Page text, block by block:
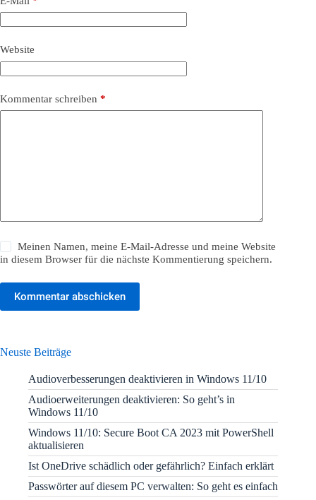
Website
Kommentar schreiben *
Meinen Namen, meine E-Mail-Adresse und meine Website
in diesem Browser für die nächste Kommentierung speichern.
Kommentar abschicken
Neuste Beiträge
Audioverbesserungen deaktivieren in Windows 11/10
Audioerweiterungen deaktivieren: So geht’s in
Windows 11/10
Windows 11/10: Secure Boot CA 2023 mit PowerShell
aktualisieren
Ist OneDrive schädlich oder gefährlich? Einfach erklärt
Passwörter auf diesem PC verwalten: So geht es einfach